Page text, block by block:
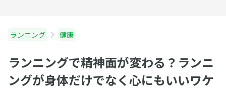
ランニング 健康
ランニングで精神面が変わる？ランニ
ングが身体だけでなく心にもいいワケ